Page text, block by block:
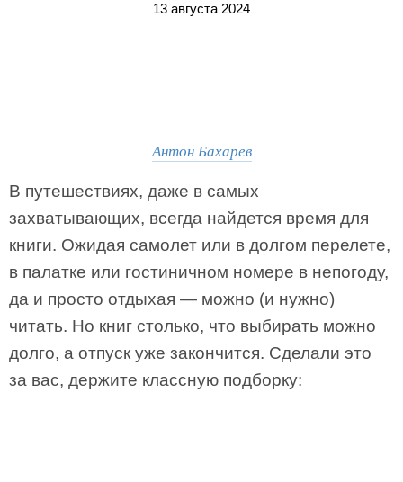
13 августа 2024
Антон Бахарев
В путешествиях, даже в самых
захватывающих, всегда найдется время для
книги. Ожидая самолет или в долгом перелете,
в палатке или гостиничном номере в непогоду,
да и просто отдыхая — можно (и нужно)
читать. Но книг столько, что выбирать можно
долго, а отпуск уже закончится. Сделали это
за вас, держите классную подборку: